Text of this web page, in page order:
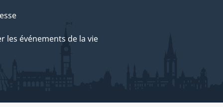
les événements de la vie